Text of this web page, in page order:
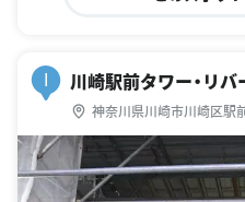
I 川崎駅前タワー・リバ
神奈川県川崎市川崎区駅
ーク